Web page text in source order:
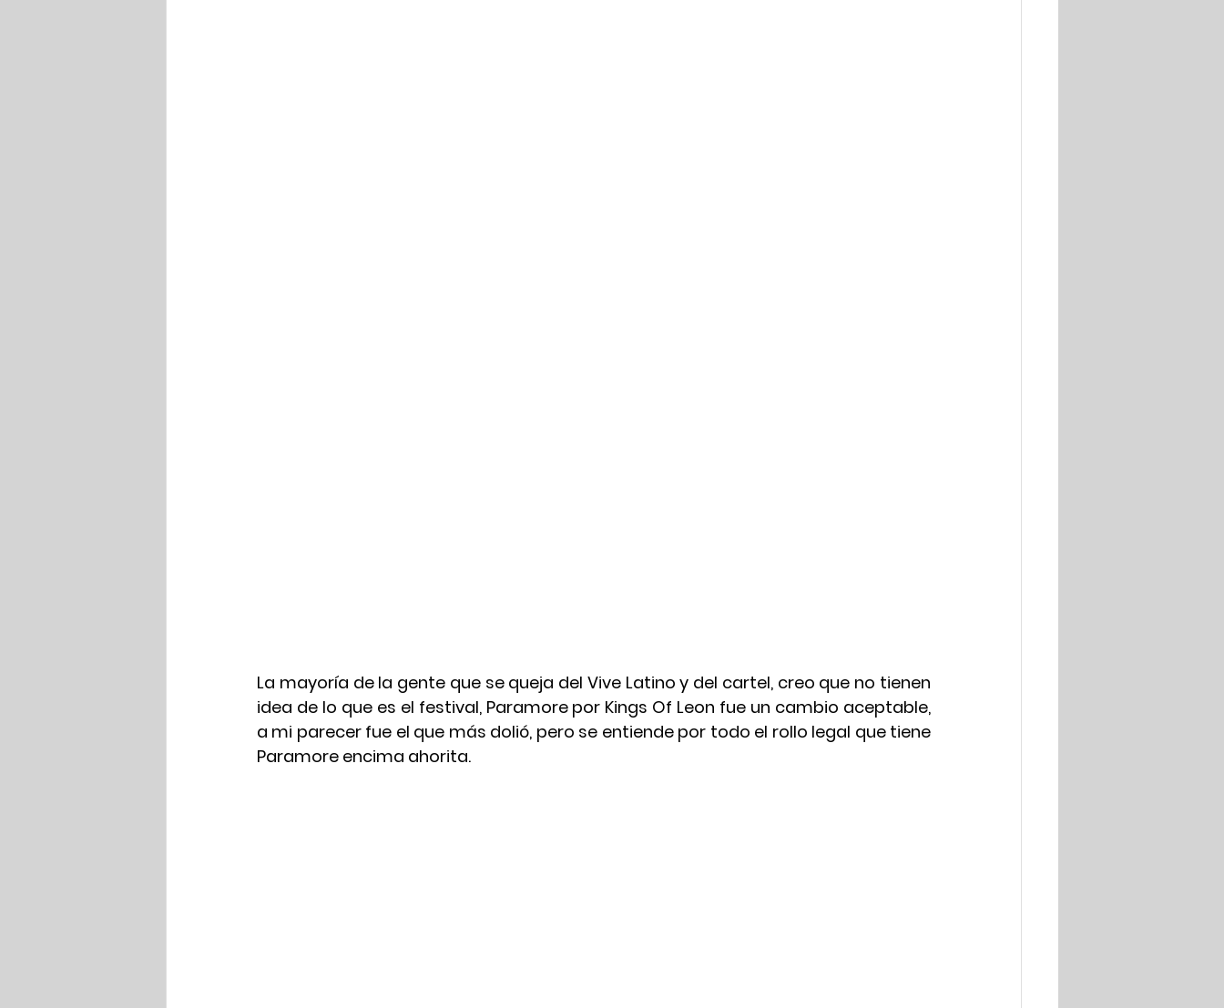
La mayoría de la gente que se queja del Vive Latino y del cartel, creo que no tienen
idea de lo que es el festival, Paramore por Kings Of Leon fue un cambio aceptable,
a mi parecer fue el que más dolió, pero se entiende por todo el rollo legal que tiene
Paramore encima ahorita.